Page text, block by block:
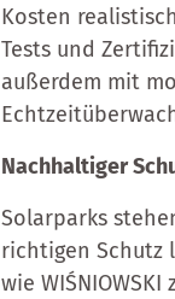
Kosten
Tests und
außerdem mit
Nachhaltiger
Solarparks
richtigen Schutz
wie